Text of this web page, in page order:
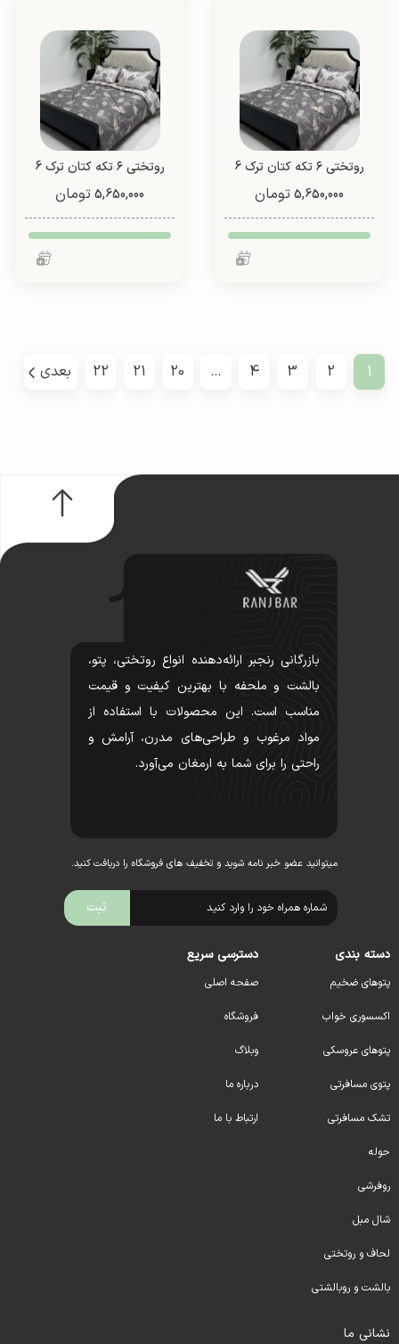
روتختی ۶ تکه کتان ترک 6
تیکه (طرح 6)
5,650,000تومان
روتختی ۶ تکه کتان ترک 6
تیکه (طرح 6)
5,650,000تومان
1
2
3
4
…
20
21
22 بعدی
بازرگانی رنجبر ارائه‌دهنده انواع روتختی، پتو،
بالشت و ملحفه با بهترین کیفیت و قیمت
مناسب است. این محصولات با استفاده از
مواد مرغوب و طراحی‌های مدرن، آرامش و
راحتی را برای شما به ارمغان می‌آورد.
میتوانید عضو خبر نامه شوید و تخفیف های فروشگاه را دریافت کنید.
دسته بندی
پتوهای ضخیم
اکسسوری خواب
پتوهای عروسکی
پتوی مسافرتی
تشک مسافرتی
حوله
روفرشی
شال مبل
لحاف و روتختی
بالشت و روبالشتی
دسترسی سریع
صفحه اصلی
فروشگاه
وبلاگ
درباره ما
ارتباط با ما
نشانی ما